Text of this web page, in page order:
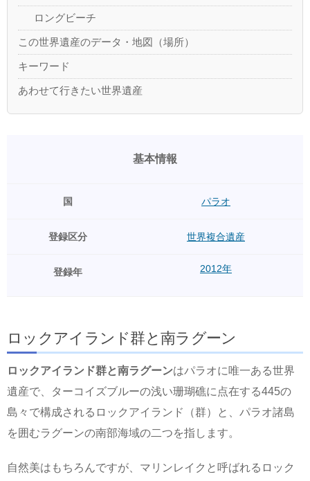
ロングビーチ
この世界遺産のデータ・地図（場所）
キーワード
あわせて行きたい世界遺産
基本情報
国 パラオ
登録区分 世界複合遺産
登録年 2012年
ロックアイランド群と南ラグーン
ロックアイランド群と南ラグーンはパラオに唯一ある世界
遺産で、ターコイズブルーの浅い珊瑚礁に点在する445の
島々で構成されるロックアイランド（群）と、パラオ諸島
を囲むラグーンの南部海域の二つを指します。
自然美はもちろんですが、マリンレイクと呼ばれるロック